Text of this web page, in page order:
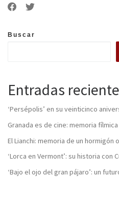
Buscar
Entradas
‘Persépolis’ en su veinticinco
Granada es de cine: memoria
El Lianchi: memoria de un hormigón
‘Lorca en Vermont’: su historia con
‘Bajo el ojo del gran pájaro’: un